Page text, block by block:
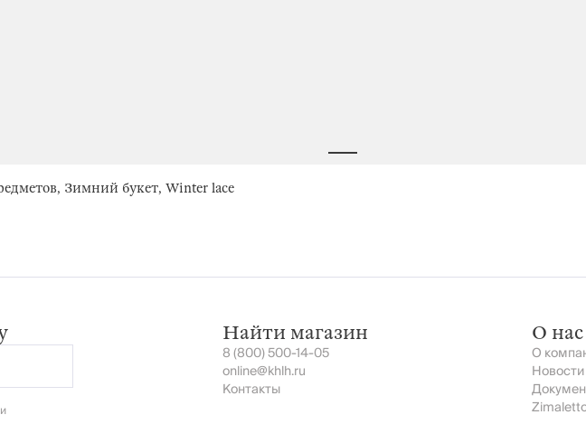
Зимний букет, Winter lace
и
Найти магазин
8 (800) 500-14-05
online@khlh.ru
Контакты
О нас
О
Новости